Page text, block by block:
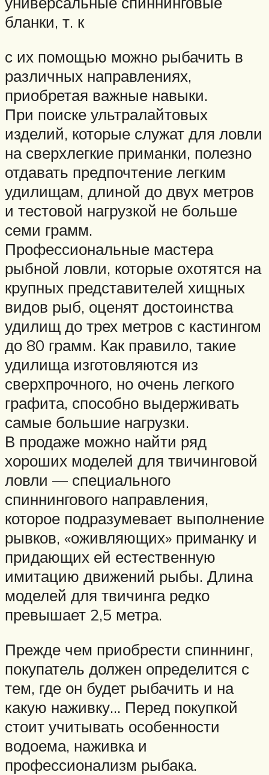
бланки, т. к
с их помощью можно рыбачить в
различных направлениях,
приобретая важные навыки.
При поиске ультралайтовых
изделий, которые служат для ловли
на сверхлегкие приманки, полезно
отдавать предпочтение легким
удилищам, длиной до двух метров
и тестовой нагрузкой не больше
семи грамм.
Профессиональные мастера
рыбной ловли, которые охотятся на
крупных представителей хищных
видов рыб, оценят достоинства
удилищ до трех метров с кастингом
до 80 грамм. Как правило, такие
удилища изготовляются из
сверхпрочного, но очень легкого
графита, способно выдерживать
самые большие нагрузки.
В продаже можно найти ряд
хороших моделей для твичинговой
ловли — специального
спиннингового направления,
которое подразумевает выполнение
рывков, «оживляющих» приманку и
придающих ей естественную
имитацию движений рыбы. Длина
моделей для твичинга редко
превышает 2,5 метра.
Прежде чем приобрести спиннинг,
покупатель должен определится с
тем, где он будет рыбачить и на
какую наживку… Перед покупкой
стоит учитывать особенности
водоема, наживка и
профессионализм рыбака.